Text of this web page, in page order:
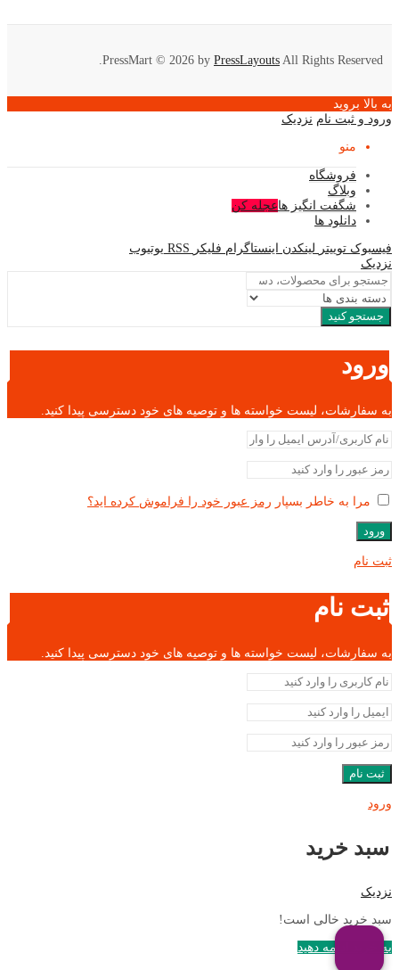
PressMart © 2026 by PressLayouts All Rights Reserved.
به بالا بروید
ورود و ثبت نام نزدیک
منو
فروشگاه
وبلاگ
شگفت انگیز هاعجله کن
دانلود ها
فیسبوک توییتر لینکدن اینستاگرام فلیکر RSS یوتیوب
نزدیک
جستجو کنید
ورود
به سفارشات، لیست خواسته ها و توصیه های خود دسترسی پیدا کنید.
مرا به خاطر بسپار رمز عبور خود را فراموش کرده اید؟
ورود
ثبت نام
ثبت نام
به سفارشات، لیست خواسته ها و توصیه های خود دسترسی پیدا کنید.
ثبت نام
ورود
سبد خرید
نزدیک
سبد خرید خالی است!
به خرید ادامه دهید